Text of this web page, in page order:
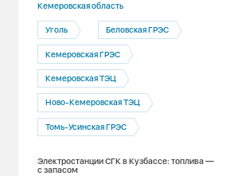
Кемеровская область
Уголь Беловская ГРЭС
Кемеровская ГРЭС
Кемеровская ТЭЦ
Ново-Кемеровская ТЭЦ
Томь-Усинская ГРЭС
Электростанции СГК в Кузбассе: топлива —
с запасом